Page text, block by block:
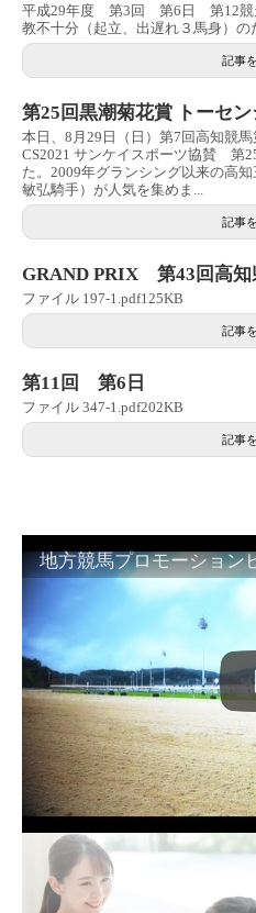
平成29年度 第3回 第6日 第12競
教不十分（起立、出遅れ３馬身）の
記事
第25回黒潮菊花賞 トーセ
本日、8月29日（日）第7回高知競
CS2021 サンケイスポーツ協賛 第
た。2009年グランシング以来の高
敏弘騎手）が人気を集めま...
記事
GRAND PRIX 第43回高
ファイル 197-1.pdf125KB
記事
第11回 第6日
ファイル 347-1.pdf202KB
記事